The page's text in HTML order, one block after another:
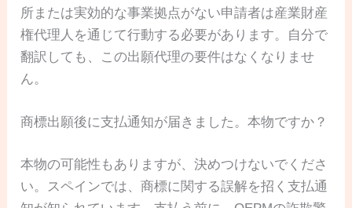
所または実効的な事業拠点がない申請者は産業財産
権代理人を通じて行動する必要があります。自分で
翻訳しても、この出願代理の要件はなくなりませ
ん。
商標出願後に支払通知が届きました。本物ですか？
本物の可能性もありますが、決めつけないでくださ
い。スペインでは、商標に関する誤解を招く支払通